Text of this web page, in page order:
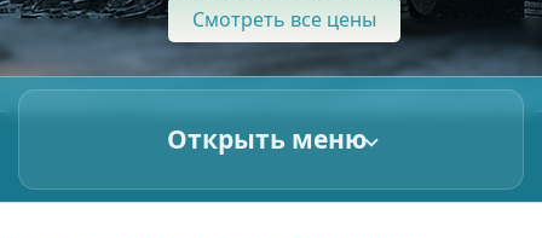
Смотреть все цены
Открыть меню